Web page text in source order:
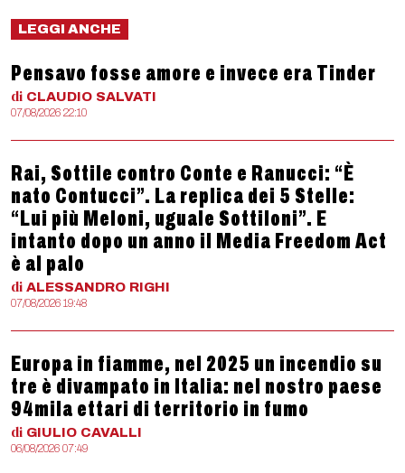
LEGGI ANCHE
Pensavo fosse amore e invece era Tinder
di CLAUDIO SALVATI
07/08/2026 22:10
Rai, Sottile contro Conte e Ranucci: “È
nato Contucci”. La replica dei 5 Stelle:
“Lui più Meloni, uguale Sottiloni”. E
intanto dopo un anno il Media Freedom Act
è al palo
di ALESSANDRO RIGHI
07/08/2026 19:48
Europa in fiamme, nel 2025 un incendio su
tre è divampato in Italia: nel nostro paese
94mila ettari di territorio in fumo
di GIULIO CAVALLI
06/08/2026 07:49